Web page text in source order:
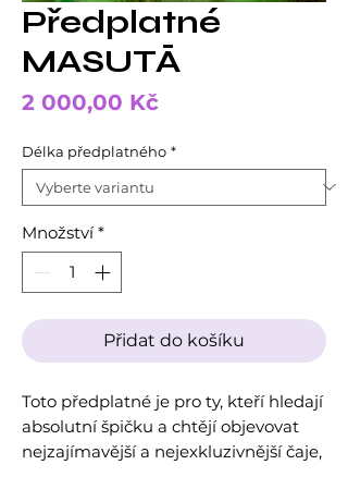
Předplatné
MASUTĀ
2 000,00 KčCena
Délka předplatného *
Množství *
Přidat do košíku
Toto předplatné je pro ty, kteří hledají
absolutní špičku a chtějí objevovat
nejzajímavější a nejexkluzivnější čaje,